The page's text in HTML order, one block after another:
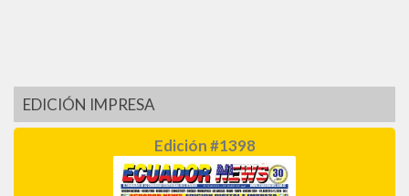
EDICIÓN IMPRESA
Edición #1398